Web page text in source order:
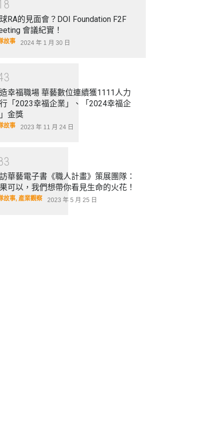
8
RA的見面會？DOI Foundation F2F
會議紀實！
故事 2024 年 1 月 30 日
3
幸福職場 華藝數位連續獲1111人力
「2023幸福企業」、「2024幸福企
金獎
故事 2023 年 11 月 24 日
3
華藝電子書《職人計畫》策展團隊：
可以，我們想帶你看見生命的火花！
故事, 產業觀察 2023 年 5 月 25 日